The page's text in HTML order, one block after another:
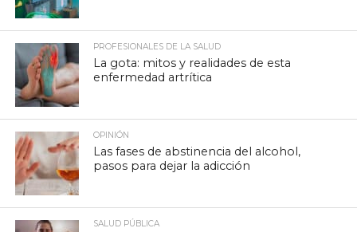
PROFESIONALES DE LA SALUD
La gota: mitos y realidades de esta
enfermedad artrítica
OPINIÓN
Las fases de abstinencia del alcohol,
pasos para dejar la adicción
SALUD PÚBLICA